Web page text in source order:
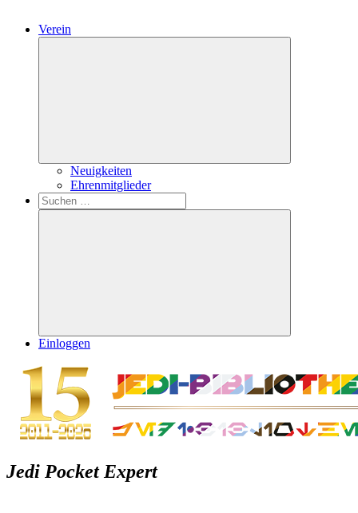
Verein
Neuigkeiten
Ehrenmitglieder
Search
Suchen
nach:
Suchen
Einloggen
Jedi Pocket Expert